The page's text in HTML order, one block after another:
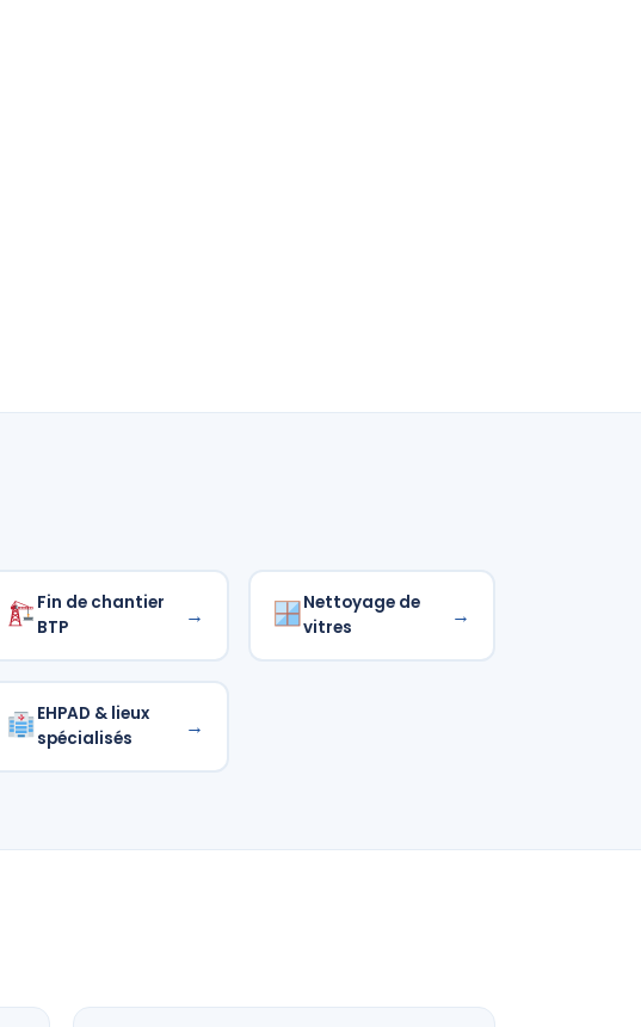
Fin de chantier
BTP
→
Nettoyage de
vitres
→
EHPAD & lieux
spécialisés
→